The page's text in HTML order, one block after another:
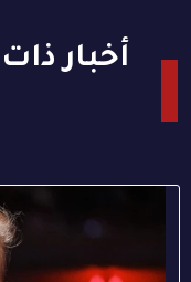
أخبار